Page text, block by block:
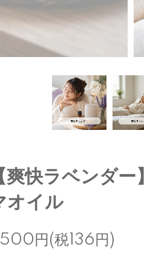
爽快ラベンダ
オイル
円(税136円)